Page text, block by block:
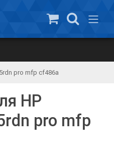
pro mfp cf486a
HP
pro mfp